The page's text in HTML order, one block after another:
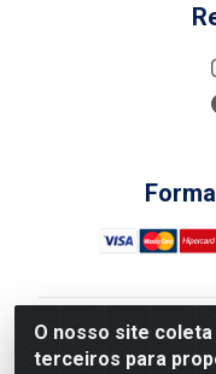
O nosso site
terceiros para
Nova Boni
- Rua Alice